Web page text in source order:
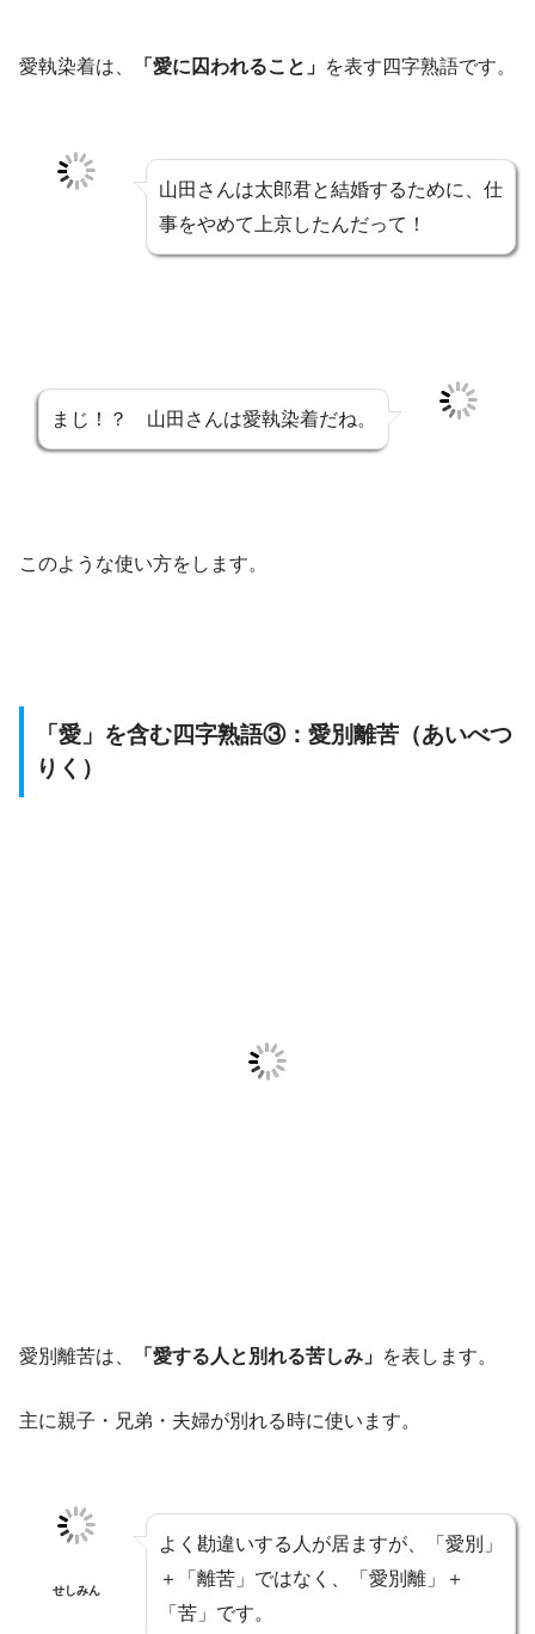
愛執染着は、 「愛に囚われること」 を表す四字熟語です。
山田さんは太郎君と結婚するために、仕
事をやめて上京したんだって！
まじ！？ 山田さんは愛執染着だね。
このような使い方をします。
「愛」を含む四字熟語③：愛別離苦（あいべつ
りく）
愛別離苦は、 「愛する人と別れる苦しみ」 を表します。
主に親子・兄弟・夫婦が別れる時に使います。
せしみん
よく勘違いする人が居ますが、「愛別」
＋「離苦」ではなく、「愛別離」＋
「苦」です。